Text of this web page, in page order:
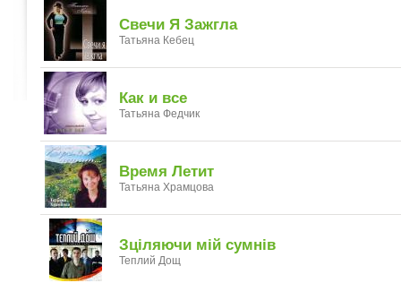
Свечи Я Зажгла
Татьяна Кебец
Как и все
Татьяна Федчик
Время Летит
Татьяна Храмцова
Зціляючи мій сумнів
Теплий Дощ